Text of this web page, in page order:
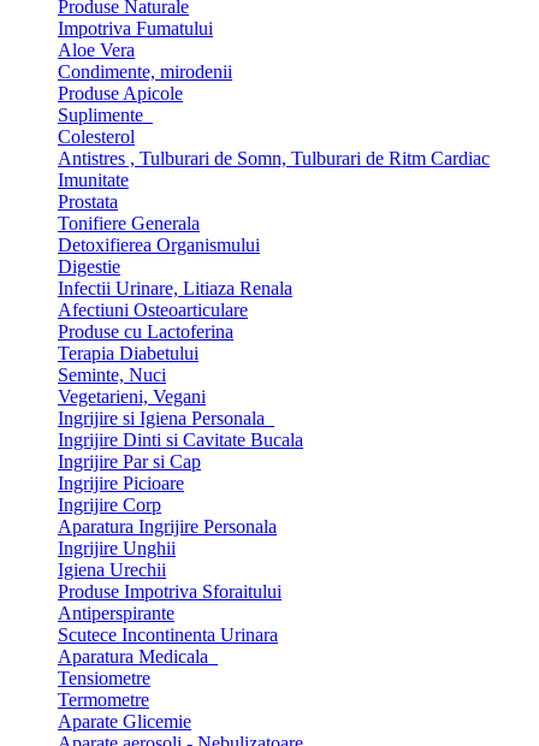
Produse Naturale
Impotriva Fumatului
Aloe Vera
Condimente, mirodenii
Produse Apicole
Suplimente
Colesterol
Antistres , Tulburari de Somn, Tulburari de Ritm Cardiac
Imunitate
Prostata
Tonifiere Generala
Detoxifierea Organismului
Digestie
Infectii Urinare, Litiaza Renala
Afectiuni Osteoarticulare
Produse cu Lactoferina
Terapia Diabetului
Seminte, Nuci
Vegetarieni, Vegani
Ingrijire si Igiena Personala
Ingrijire Dinti si Cavitate Bucala
Ingrijire Par si Cap
Ingrijire Picioare
Ingrijire Corp
Aparatura Ingrijire Personala
Ingrijire Unghii
Igiena Urechii
Produse Impotriva Sforaitului
Antiperspirante
Scutece Incontinenta Urinara
Aparatura Medicala
Tensiometre
Termometre
Aparate Glicemie